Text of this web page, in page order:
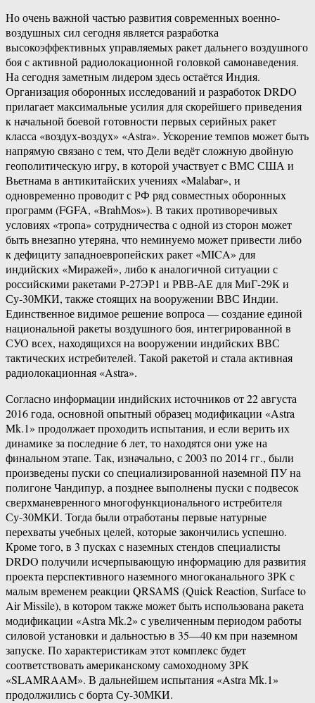
Но очень важной частью развития современных военно-
воздушных сил сегодня является разработка
высокоэффективных управляемых ракет дальнего воздушного
боя с активной радиолокационной головкой самонаведения.
На сегодня заметным лидером здесь остаётся Индия.
Организация оборонных исследований и разработок DRDO
прилагает максимальные усилия для скорейшего приведения
к начальной боевой готовности первых серийных ракет
класса «воздух-воздух» «Astra». Ускорение темпов может быть
напрямую связано с тем, что Дели ведёт сложную двойную
геополитическую игру, в которой участвует с ВМС США и
Вьетнама в антикитайских учениях «Malabar», и
одновременно проводит с РФ ряд совместных оборонных
программ (FGFA, «BrahMos»). В таких противоречивых
условиях «тропа» сотрудничества с одной из сторон может
быть внезапно утеряна, что неминуемо может привести либо
к дефициту западноевропейских ракет «MICA» для
индийских «Миражей», либо к аналогичной ситуации с
российскими ракетами Р-27ЭР1 и РВВ-АЕ для МиГ-29К и
Су-30МКИ, также стоящих на вооружении ВВС Индии.
Единственное видимое решение вопроса — создание единой
национальной ракеты воздушного боя, интегрированной в
СУО всех, находящихся на вооружении индийских ВВС
тактических истребителей. Такой ракетой и стала активная
радиолокационная «Astra».
Согласно информации индийских источников от 22 августа
2016 года, основной опытный образец модификации «Astra
Mk.1» продолжает проходить испытания, и если верить их
динамике за последние 6 лет, то находятся они уже на
финальном этапе. Так, изначально, с 2003 по 2014 гг., были
произведены пуски со специализированной наземной ПУ на
полигоне Чандипур, а позднее выполнены пуски с подвесок
сверхманевренного многофункционального истребителя
Су-30МКИ. Тогда были отработаны первые натурные
перехваты учебных целей, которые закончились успешно.
Кроме того, в 3 пусках с наземных стендов специалисты
DRDO получили исчерпывающую информацию для развития
проекта перспективного наземного многоканального ЗРК с
малым временем реакции QRSAMS (Quick Reaction, Surface to
Air Missile), в котором также может быть использована ракета
модификации «Astra Mk.2» с увеличенным периодом работы
силовой установки и дальностью в 35—40 км при наземном
запуске. По характеристикам этот комплекс будет
соответствовать американскому самоходному ЗРК
«SLAMRAAM». В дальнейшем испытания «Astra Mk.1»
продолжились с борта Су-30МКИ.